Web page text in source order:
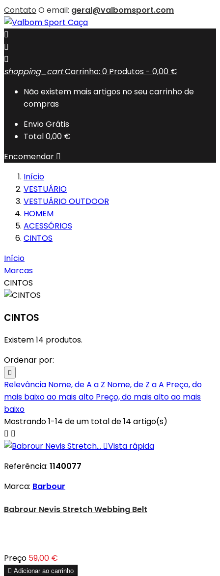
Contato O email: geral@valbomsport.com



shopping_cartCarrinho: 0 Produtos - 0,00 €
Não existem mais artigos no seu carrinho de
compras
EnvioGrátis
Total0,00 €
Encomendar 
Início
VESTUÁRIO
VESTUÁRIO OUTDOOR
HOMEM
ACESSÓRIOS
CINTOS
Início
Marcas
CINTOS
CINTOS
Existem 14 produtos.
Ordenar por:

Relevância Nome, de A a Z Nome, de Z a A Preço, do
mais baixo ao mais alto Preço, do mais alto ao mais
baixo
Mostrando 1-14 de um total de 14 artigo(s)
 
Vista rápida
Referência: 1140077
Marca: Barbour
Babrour Nevis Stretch Webbing Belt
Preço 59,00 €
 Adicionar ao carrinho